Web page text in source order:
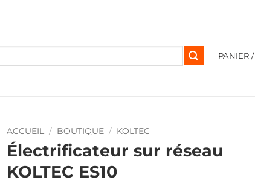
PANIER /
ACCUEIL / BOUTIQUE / KOLTEC
Électrificateur sur réseau
KOLTEC ES10